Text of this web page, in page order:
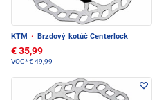
KTM · Brzdový kotúč Centerlock
€ 35,99
VOC*€ 49,99